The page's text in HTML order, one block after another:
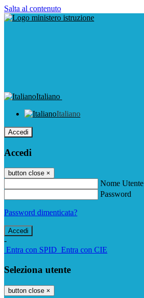
Salta al contenuto
Italiano
Italiano
Accedi
Accedi
button close ×
Nome Utente
Password
Password dimenticata?
-
Entra con SPID Entra con CIE
Seleziona utente
button close ×